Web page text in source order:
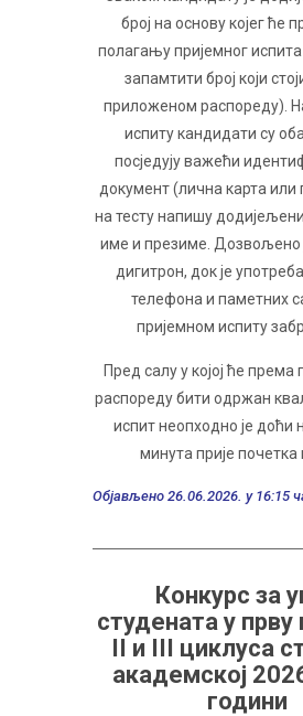
број на основу којег ће
полагању пријемног испита
запамтити број који
приложеном распореду).
испиту кандидати су
посједују важећи
документ (лична карта или
на тесту напишу
име и презиме. Дозвољено
дигитрон, док је
телефона и паметних
пријемном испиту
Пред салу у којој ће
распореду бити одржан
испит неопходно је доћи
минута прије почетка
Објављено 26.06.2026. у 16:15
Конкурс за
студената у прву
II и III циклуса
академској
години